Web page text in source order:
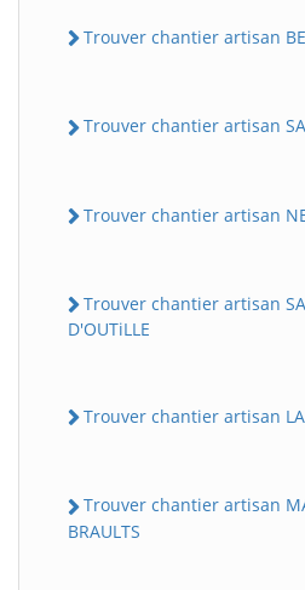
Trouver chantier artisan
Trouver chantier artisan
Trouver chantier artisan
Trouver chantier artisan
D'OUTiLLE
Trouver chantier artisan
Trouver chantier artisan
BRAULTS